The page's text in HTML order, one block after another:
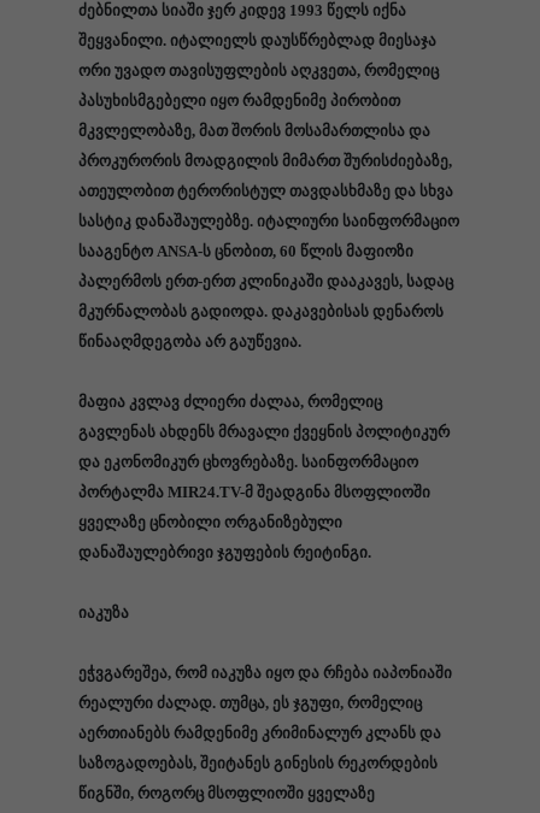
ძებნილთა სიაში ჯერ კიდევ 1993 წელს იქნა
შეყვანილი. იტალიელს დაუსწრებლად მიესაჯა
ორი უვადო თავისუფლების აღკვეთა, რომელიც
პასუხისმგებელი იყო რამდენიმე პირობით
მკვლელობაზე, მათ შორის მოსამართლისა და
პროკურორის მოადგილის მიმართ შურისძიებაზე,
ათეულობით ტერორისტულ თავდასხმაზე და სხვა
სასტიკ დანაშაულებზე. იტალიური საინფორმაციო
სააგენტო ANSA-ს ცნობით, 60 წლის მაფიოზი
პალერმოს ერთ-ერთ კლინიკაში დააკავეს, სადაც
მკურნალობას გადიოდა. დაკავებისას დენაროს
წინააღმდეგობა არ გაუწევია.
მაფია კვლავ ძლიერი ძალაა, რომელიც
გავლენას ახდენს მრავალი ქვეყნის პოლიტიკურ
და ეკონომიკურ ცხოვრებაზე. საინფორმაციო
პორტალმა MIR24.TV-მ შეადგინა მსოფლიოში
ყველაზე ცნობილი ორგანიზებული
დანაშაულებრივი ჯგუფების რეიტინგი.
იაკუზა
ეჭვგარეშეა, რომ იაკუზა იყო და რჩება იაპონიაში
რეალური ძალად. თუმცა, ეს ჯგუფი, რომელიც
აერთიანებს რამდენიმე კრიმინალურ კლანს და
საზოგადოებას, შეიტანეს გინესის რეკორდების
წიგნში, როგორც მსოფლიოში ყველაზე